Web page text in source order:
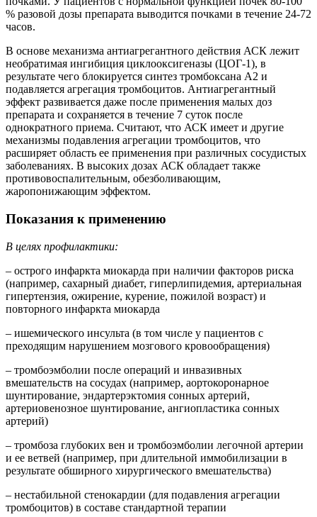
% разовой дозы препарата выводится почками в течение 24-72
часов.
В основе механизма антиагрегантного действия АСК лежит
необратимая ингибиция циклооксигеназы (ЦОГ-1), в
результате чего блокируется синтез тромбоксана А2 и
подавляется агрегация тромбоцитов. Антиагрегантный
эффект развивается даже после применения малых доз
препарата и сохраняется в течение 7 суток после
однократного приема. Считают, что АСК имеет и другие
механизмы подавления агрегации тромбоцитов, что
расширяет область ее применения при различных сосудистых
заболеваниях. В высоких дозах АСК обладает также
противовоспалительным, обезболивающим,
жаропонижающим эффектом.
Показания к применению
В целях профилактики:
– острого инфаркта миокарда при наличии факторов риска
(например, сахарный диабет, гиперлипидемия, артериальная
гипертензия, ожирение, курение, пожилой возраст) и
повторного инфаркта миокарда
– ишемического инсульта (в том числе у пациентов с
преходящим нарушением мозгового кровообращения)
– тромбоэмболии после операций и инвазивных
вмешательств на сосудах (например, аортокоронарное
шунтирование, эндартерэктомия сонных артерий,
артериовенозное шунтирование, ангиопластика сонных
артерий)
– тромбоза глубоких вен и тромбоэмболии легочной артерии
и ее ветвей (например, при длительной иммобилизации в
результате обширного хирургического вмешательства)
– нестабильной стенокардии (для подавления агрегации
тромбоцитов) в составе стандартной терапии